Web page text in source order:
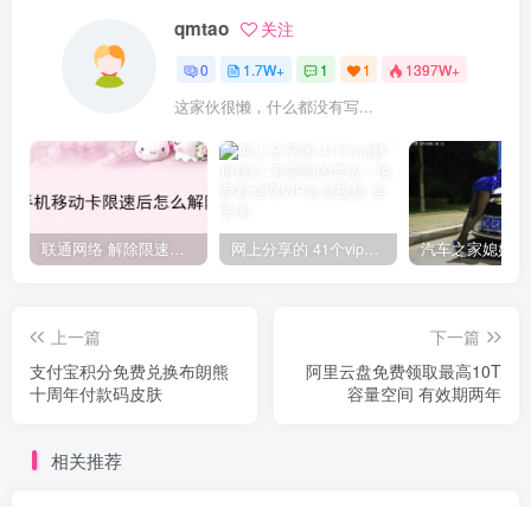
qmtao 关注
0 1.7W+ 1 1 1397W+
这家伙很懒，什么都没有写...
上一篇
支付宝积分免费兑换布朗熊
十周年付款码皮肤
下一篇
阿里云盘免费领取最高10T
容量空间 有效期两年
相关推荐